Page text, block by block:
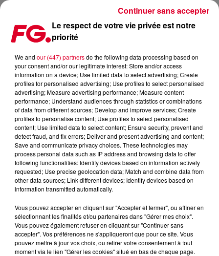
CRÉATION DES « ÉTATS D'URGENCE DE LA JEUNESSE »
Publié : 4 mars 2021 à 11h24 par Christophe HUBERT
Le respect de votre vie privée est notre
priorité
We and our (447) partnersdo the following data processing based on
your consent and/or our legitimate interest: Store and/or access
information on a device; Use limited data to select advertising; Create
profiles for personalised advertising; Use profiles to select personalised
advertising; Measure advertising performance; Measure content
performance; Understand audiences through statistics or combinations
of data from different sources; Develop and improve services; Create
profiles to personalise content; Use profiles to select personalised
content; Use limited data to select content; Ensure security, prevent and
detect fraud, and fix errors; Deliver and present advertising and content;
Save and communicate privacy choices. These technologies may
process personal data such as IP address and browsing data to offer
following functionalities: Identify devices based on information actively
requested; Use precise geolocation data; Match and combine data from
other data sources; Link different devices; Identify devices based on
information transmitted automatically.
Vous pouvez accepter en cliquant sur "Accepter et fermer", ou affiner en
sélectionnant les finalités et/ou partenaires dans "Gérer mes choix".
Vous pouvez également refuser en cliquant sur "Continuer sans
accepter". Vos préférences ne s'appliqueront que pour ce site. Vous
pouvez mettre à jour vos choix, ou retirer votre consentement à tout
moment via le lien "Gérer les cookies" situé en bas de chaque page.
Continuer sans accepter